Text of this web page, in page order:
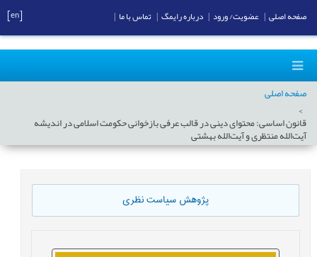
صفحه اصلی
قانون اساسی: محتوای دینی در قالب عرفی بازخوانی حکومت اسلامی در اندیشه
آیت‌الله منتظری و آیت‌الله بهشتی
پژوهش سیاست نظری
صفحه اصلی عضویت/ ورود درباره رایمگ تماس با ما